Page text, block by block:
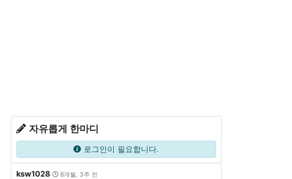
자유롭게 한마디
로그인이 필요합니다.
ksw1028 8개월, 3주 전